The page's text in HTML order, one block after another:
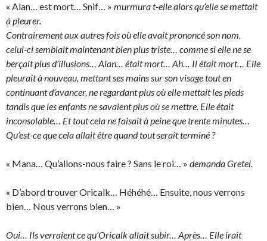
« Alan… est mort… Snif… » murmura t-elle alors qu’elle se mettait
à pleurer.
Contrairement aux autres fois où elle avait prononcé son nom,
celui-ci semblait maintenant bien plus triste… comme si elle ne se
berçait plus d’illusions… Alan… était mort… Ah… Il était mort… Elle
pleurait à nouveau, mettant ses mains sur son visage tout en
continuant d’avancer, ne regardant plus où elle mettait les pieds
tandis que les enfants ne savaient plus où se mettre. Elle était
inconsolable… Et tout cela ne faisait à peine que trente minutes…
Qu’est-ce que cela allait être quand tout serait terminé ?
« Mana… Qu’allons-nous faire ? Sans le roi… » demanda Gretel.
« D’abord trouver Oricalk… Héhéhé… Ensuite, nous verrons
bien… Nous verrons bien… »
Oui… Ils verraient ce qu’Oricalk allait subir… Après… Elle irait